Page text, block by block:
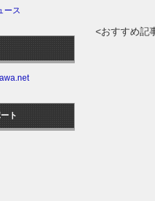
<おすすめ記
ース
ト